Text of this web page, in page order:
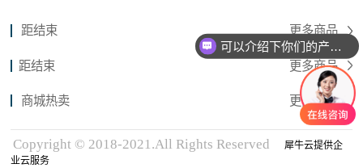
距结束 更多商品
距结束 更多商品
商城热卖 更多商品
Copyright © 2018-2021.All Rights Reserved
犀牛云提供企
业云服务